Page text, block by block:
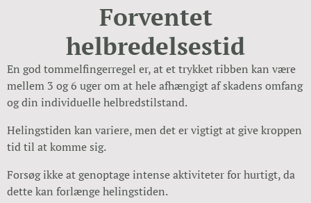
Forventet
helbredelsestid
En god tommelfingerregel er, at et trykket ribben kan være
mellem 3 og 6 uger om at hele afhængigt af skadens omfang
og din individuelle helbredstilstand.
Helingstiden kan variere, men det er vigtigt at give kroppen
tid til at komme sig.
Forsøg ikke at genoptage intense aktiviteter for hurtigt, da
dette kan forlænge helingstiden.